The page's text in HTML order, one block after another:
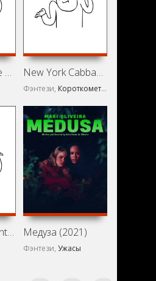
Ping Mo Ce: The Red Sword of Eternal Love (2021) New York Cabbage (2018)
Фэнтези, Короткометражка
Static Slush Montana (2021) Медуза (2021)
Фэнтези, Ужасы